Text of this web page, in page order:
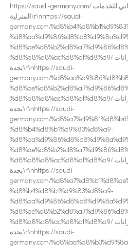
https://saudi-germany.com/ شركة السعودي الالماني للخدمات
المنزلية\r\nhttps://saudi-
germany.com/
%d8%a8%d8%ac%d8%af%d8%a9/ شركات تنظيف خزانات
بجدة\r\nhttps://saudi-
germany.com/
%d8%a8%d8%ac%d8%af%d8%a9/ تنظيف خزانات
بجدة\r\nhttps://saudi-
germany.com/
%d8%b4%d8%b1%d9%83%d8%a9-
%d8%a8%d8%ac%d8%af%d8%a9/ افضل شركة تنظيف خزانات
بجدة\r\nhttps://saudi-
germany.com/
%d8%b4%d8%b1%d9%83%d8%a9-
%d8%a8%d8%ac%d8%af%d8%a9/ ارخص شركة تنظيف خزانات
بجدة\r\nhttps://saudi-
germany.com/